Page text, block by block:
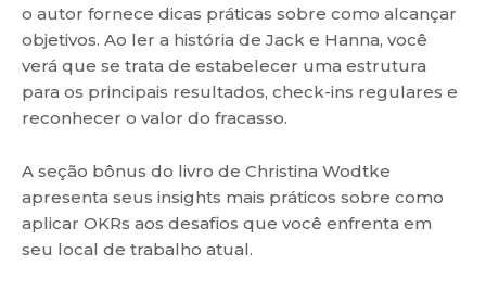
o autor fornece dicas práticas sobre como alcançar
objetivos. Ao ler a história de Jack e Hanna, você
verá que se trata de estabelecer uma estrutura
para os principais resultados, check-ins regulares e
reconhecer o valor do fracasso.
A seção bônus do livro de Christina Wodtke
apresenta seus insights mais práticos sobre como
aplicar OKRs aos desafios que você enfrenta em
seu local de trabalho atual.